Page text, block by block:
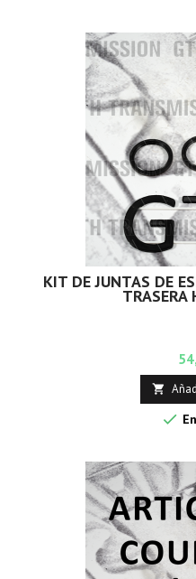
KIT DE JUNTAS DE
TRASERA

